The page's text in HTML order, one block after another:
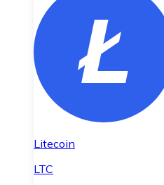
Litecoin
LTC